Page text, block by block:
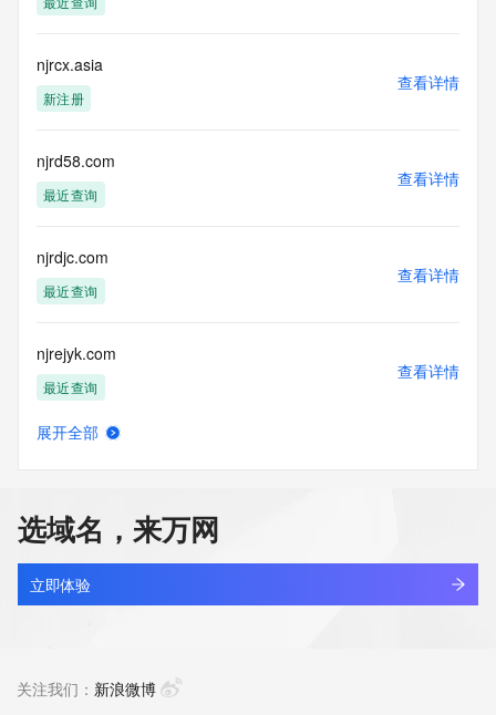
njrcx.asia
新注册
查看详情
njrd58.com
最近查询
查看详情
njrdjc.com
最近查询
查看详情
njrejyk.com
最近查询
查看详情
njrqj7l1.top
最近查询
查看详情
展开全部
选域名，来万网
立即体验
关注我们： 新浪微博